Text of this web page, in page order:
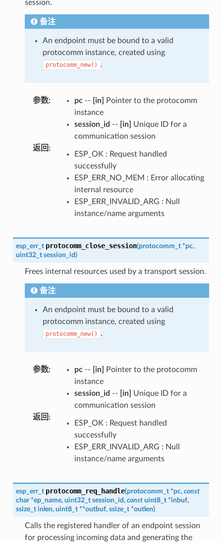
session.
备注
An endpoint must be bound to a valid
protocomm instance, created using
protocomm_new() .
参数: pc-- [in]
Pointer to the protocomm
instance
session_id -- [in]
Unique ID for a
communication session
返回 :
ESP_OK : Request handled
successfully
ESP_ERR_NO_MEM : Error allocating
internal resource
ESP_ERR_INVALID_ARG : Null
instance/name arguments
esp_err_t protocomm_close_session(protocomm_t *pc,
uint32_t session_id)
Frees internal resources used by a transport session.
备注
An endpoint must be bound to a valid
protocomm instance, created using
protocomm_new() .
参数: pc-- [in]
Pointer to the protocomm
instance
session_id -- [in]
Unique ID for a
communication session
返回 :
ESP_OK : Request handled
successfully
ESP_ERR_INVALID_ARG : Null
instance/name arguments
esp_err_t protocomm_req_handle(protocomm_t *pc, const
char *ep_name, uint32_t session_id, const uint8_t *inbuf,
ssize_t inlen, uint8_t **outbuf, ssize_t *outlen)
Calls the registered handler of an endpoint session
for processing incoming data and generating the